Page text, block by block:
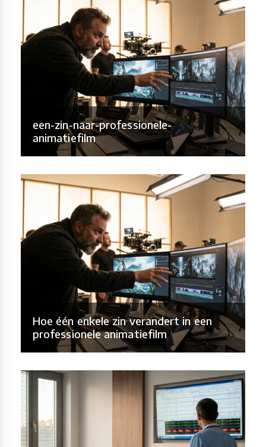
een-zin-naar-professionele-
animatiefilm
Hoe één enkele zin verandert in een
professionele animatiefilm